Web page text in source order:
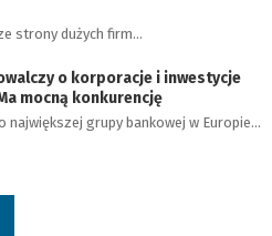
strony dużych firm…
o korporacje i inwestycje
mocną konkurencję
największej grupy bankowej w Europie…